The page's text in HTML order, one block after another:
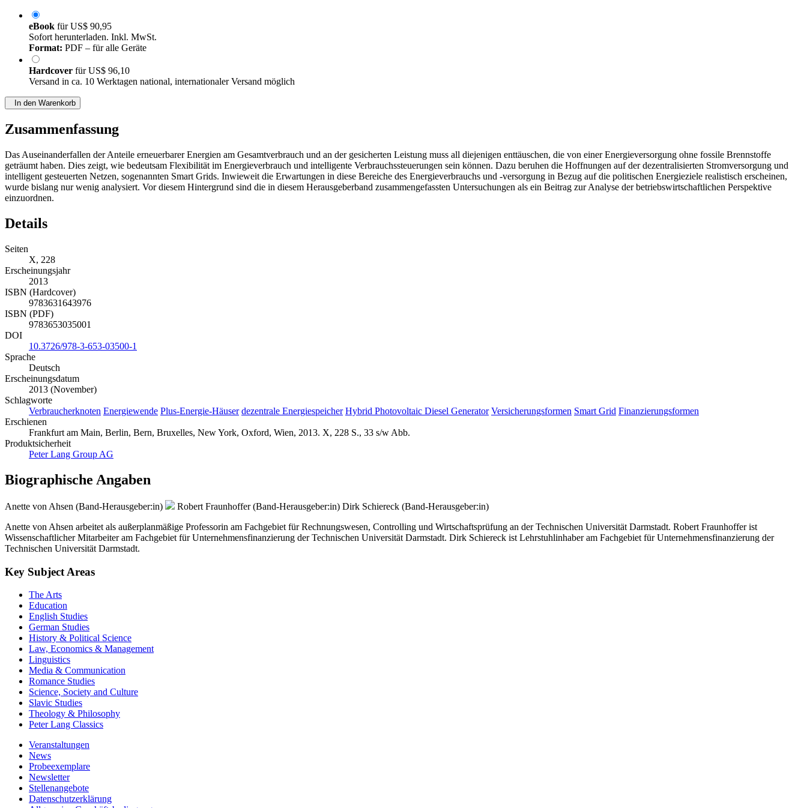
eBook fürUS$ 90,95
Sofort herunterladen. Inkl. MwSt.
Format: PDF – für alle Geräte
Hardcover fürUS$ 96,10
Versand in ca. 10 Werktagen national, internationaler Versand möglich
In den Warenkorb
Zusammenfassung
Das Auseinanderfallen der Anteile erneuerbarer Energien am Gesamtverbrauch und an der gesicherten Leistung muss all diejenigen enttäuschen, die von einer Energieversorgung ohne fossile Brennstoffe
geträumt haben. Dies zeigt, wie bedeutsam Flexibilität im Energieverbrauch und intelligente Verbrauchssteuerungen sein können. Dazu beruhen die Hoffnungen auf der dezentralisierten Stromversorgung und
intelligent gesteuerten Netzen, sogenannten Smart Grids. Inwieweit die Erwartungen in diese Bereiche des Energieverbrauchs und -versorgung in Bezug auf die politischen Energieziele realistisch erscheinen,
wurde bislang nur wenig analysiert. Vor diesem Hintergrund sind die in diesem Herausgeberband zusammengefassten Untersuchungen als ein Beitrag zur Analyse der betriebswirtschaftlichen Perspektive
einzuordnen.
Details
Seiten
X, 228
Erscheinungsjahr
2013
ISBN (Hardcover)
9783631643976
ISBN (PDF)
9783653035001
DOI
10.3726/978-3-653-03500-1
Sprache
Deutsch
Erscheinungsdatum
2013 (November)
Schlagworte
Verbraucherknoten Energiewende Plus-Energie-Häuser dezentrale Energiespeicher Hybrid Photovoltaic Diesel Generator Versicherungsformen Smart Grid Finanzierungsformen
Erschienen
Frankfurt am Main, Berlin, Bern, Bruxelles, New York, Oxford, Wien, 2013. X, 228 S., 33 s/w Abb.
Produktsicherheit
Peter Lang Group AG
Biographische Angaben
Anette von Ahsen (Band-Herausgeber:in) Robert Fraunhoffer (Band-Herausgeber:in) Dirk Schiereck (Band-Herausgeber:in)
Anette von Ahsen arbeitet als außerplanmäßige Professorin am Fachgebiet für Rechnungswesen, Controlling und Wirtschaftsprüfung an der Technischen Universität Darmstadt. Robert Fraunhoffer ist
Wissenschaftlicher Mitarbeiter am Fachgebiet für Unternehmensfinanzierung der Technischen Universität Darmstadt. Dirk Schiereck ist Lehrstuhlinhaber am Fachgebiet für Unternehmensfinanzierung der
Technischen Universität Darmstadt.
Key Subject Areas
The Arts
Education
English Studies
German Studies
History & Political Science
Law, Economics & Management
Linguistics
Media & Communication
Romance Studies
Science, Society and Culture
Slavic Studies
Theology & Philosophy
Peter Lang Classics
Veranstaltungen
News
Probeexemplare
Newsletter
Stellenangebote
Datenschutzerklärung